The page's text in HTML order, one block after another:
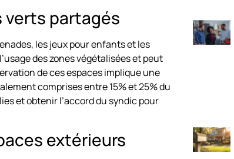
verts partagés
les jeux pour enfants et les
des zones végétalisées et peut
de ces espaces implique une
comprises entre 15% et 25% du
et obtenir l’accord du syndic pour
extérieurs